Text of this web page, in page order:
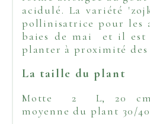
acidulé. La variété
pollinisatrice pour les
baies de mai et il est
planter à proximité des
La taille du plant
Motte 2 L, 20 cm
moyenne du plant 30/